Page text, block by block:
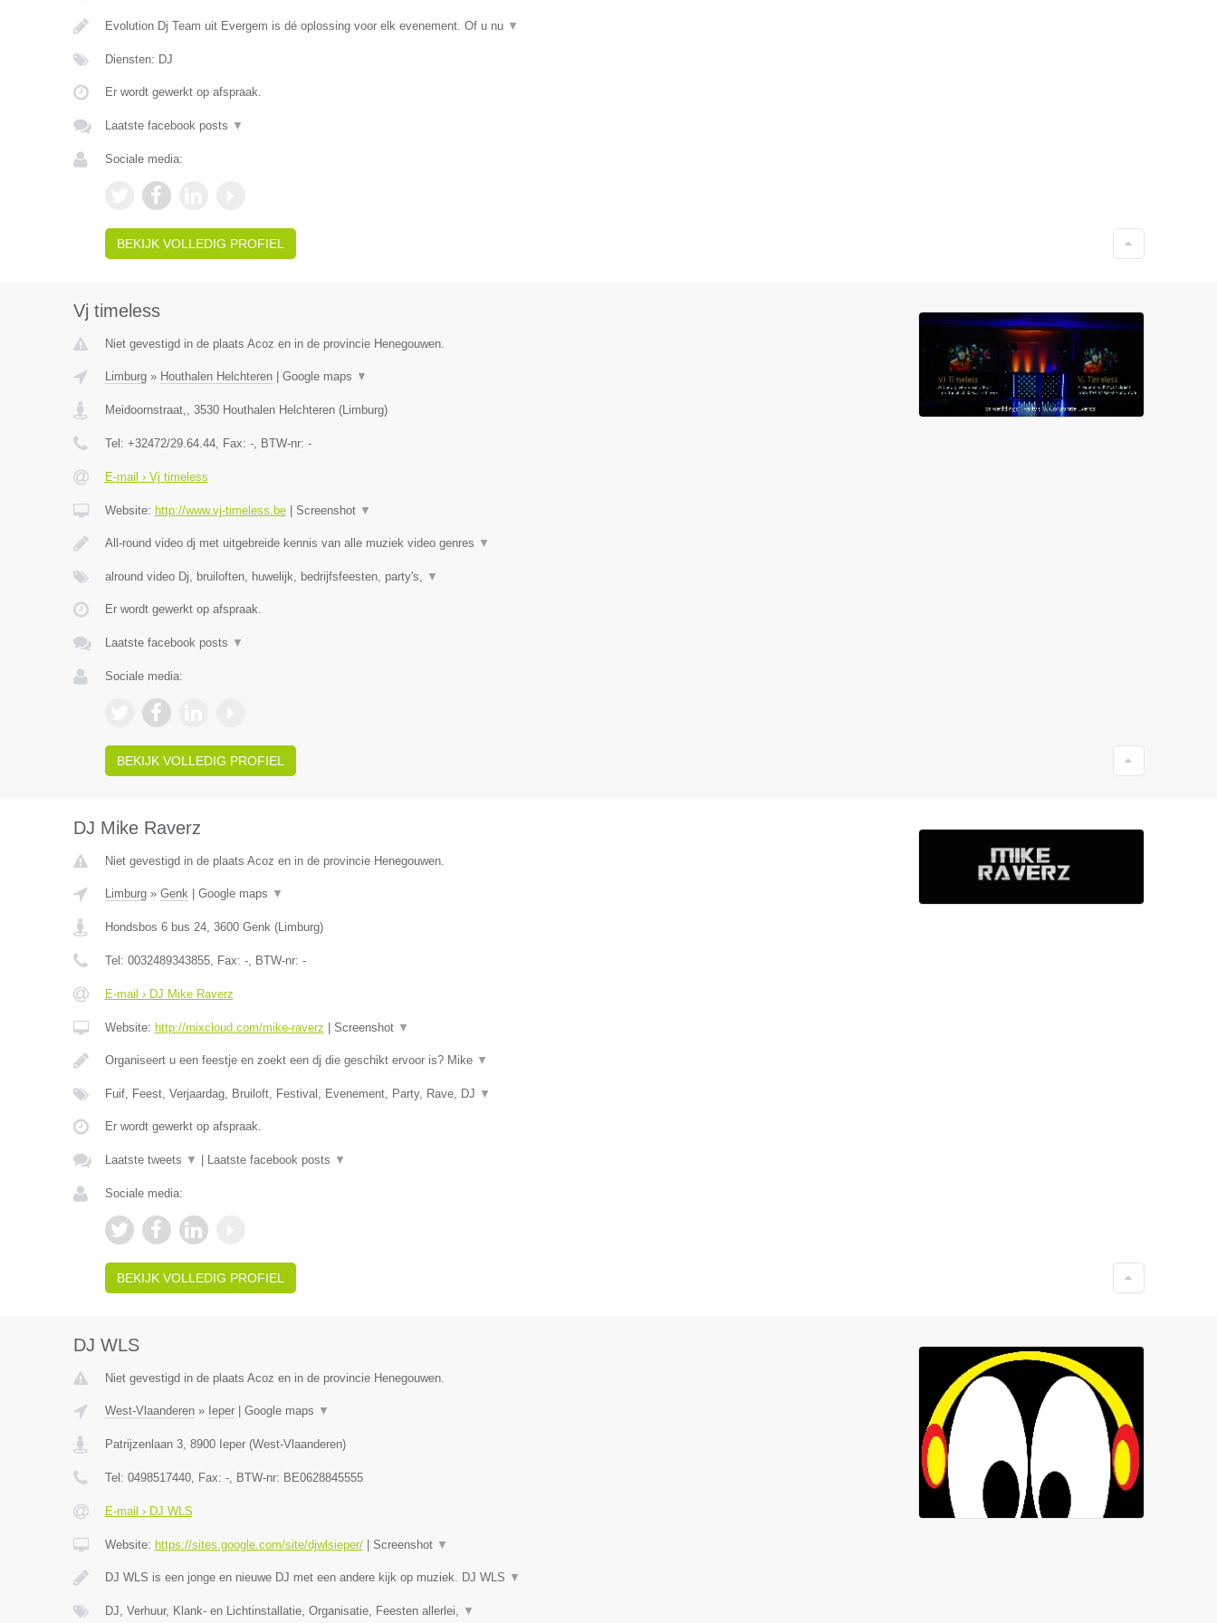
Evolution Dj Team uit Evergem is dé oplossing voor elk evenement. Of u nu ▼
Diensten: DJ
Er wordt gewerkt op afspraak.
Laatste facebook posts ▼
Sociale media:
BEKIJK VOLLEDIG PROFIEL
Vj timeless
Niet gevestigd in de plaats Acoz en in de provincie Henegouwen.
Limburg» Houthalen Helchteren| Google maps ▼
Meidoornstraat,, 3530 Houthalen Helchteren(Limburg)
Tel: +32472/29.64.44, Fax: -, BTW-nr: -
E-mail › Vj timeless
Website: http://www.vj-timeless.be| Screenshot ▼
All-round video dj met uitgebreide kennis van alle muziek video genres ▼
alround video Dj, bruiloften, huwelijk, bedrijfsfeesten, party's, ▼
Er wordt gewerkt op afspraak.
Laatste facebook posts ▼
Sociale media:
BEKIJK VOLLEDIG PROFIEL
DJ Mike Raverz
Niet gevestigd in de plaats Acoz en in de provincie Henegouwen.
Limburg» Genk| Google maps ▼
Hondsbos 6 bus 24, 3600 Genk(Limburg)
Tel: 0032489343855, Fax: -, BTW-nr: -
E-mail › DJ Mike Raverz
Website: http://mixcloud.com/mike-raverz Screenshot ▼
Organiseert u een feestje en zoekt een dj die geschikt ervoor is? Mike ▼
Fuif, Feest, Verjaardag, Bruiloft, Festival, Evenement, Party, Rave, DJ ▼
Er wordt gewerkt op afspraak.
Laatste tweets ▼ Laatste facebook posts ▼
Sociale media:
BEKIJK VOLLEDIG PROFIEL
DJ WLS
Niet gevestigd in de plaats Acoz en in de provincie Henegouwen.
West-Vlaanderen» Ieper| Google maps ▼
Patrijzenlaan 3, 8900 Ieper(West-Vlaanderen)
Tel: 0498517440, Fax: -, BTW-nr: BE0628845555
E-mail › DJ WLS
Website: https://sites.google.com/site/djwlsieper/| Screenshot ▼
DJ WLS is een jonge en nieuwe DJ met een andere kijk op muziek. DJ WLS ▼
DJ, Verhuur, Klank- en Lichtinstallatie, Organisatie, Feesten allerlei, ▼